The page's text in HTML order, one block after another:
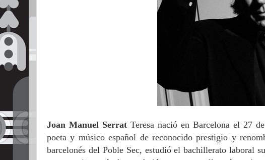
Joan Manuel Serrat Teresa nació en Barcelona el 27
poeta y músico español de reconocido prestigio y
barcelonés del Poble Sec, estudió el bachillerato laboral